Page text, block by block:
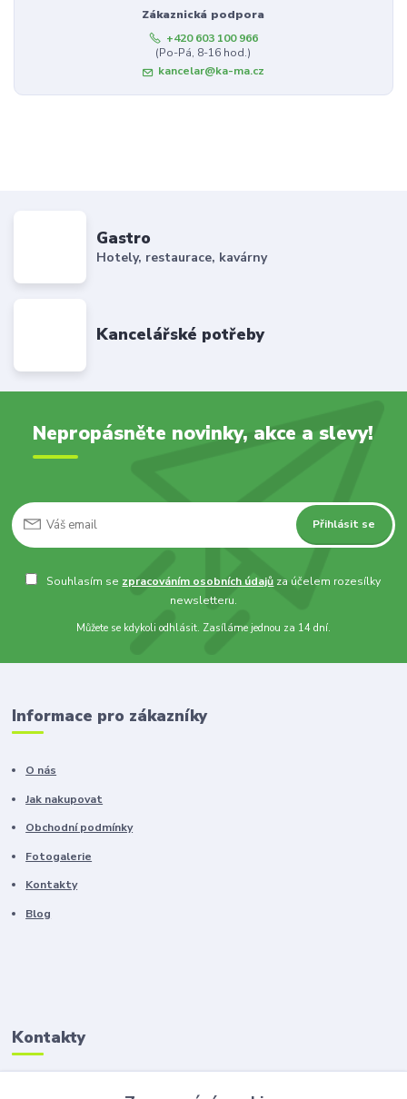
Zákaznická podpora
+420 603 100 966
(Po-Pá, 8-16 hod.)
kancelar@ka-ma.cz
Gastro
Hotely, restaurace, kavárny
Kancelářské potřeby
Nepropásněte novinky, akce a slevy!
Přihlásit se
Souhlasím se zpracováním osobních údajů za účelem rozesílky
newsletteru.
Můžete se kdykoli odhlásit. Zasíláme jednou za 14 dní.
Informace pro zákazníky
O nás
Jak nakupovat
Obchodní podmínky
Fotogalerie
Kontakty
Blog
Kontakty
Zákaznická podpora